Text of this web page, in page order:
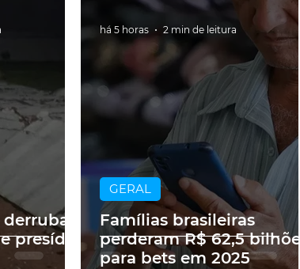
presídio
Famílias brasileiras
perderam R$ 62,5 bilhões
para bets em 2025
GERAL
há 5 horas 2 min de leitura